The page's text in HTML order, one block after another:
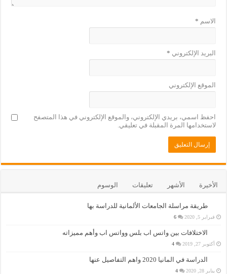
الاسم *
البريد الإلكتروني *
الموقع الإلكتروني
احفظ اسمي، بريدي الإلكتروني، والموقع الإلكتروني في هذا المتصفح
لاستخدامها المرة المقبلة في تعليقي.
الأخيرة الأشهر تعليقات الوسوم
طريقة مراسلة الجامعات الألمانية للدراسة بها
فبراير 5, 2020 6
الاختلافات بين واتس اب بلس وواتس اب وأهم مميزاته
أكتوبر 27, 2019 4
الدراسة في المانيا 2020 واهم التفاصيل عنها
يناير 28, 2020 4